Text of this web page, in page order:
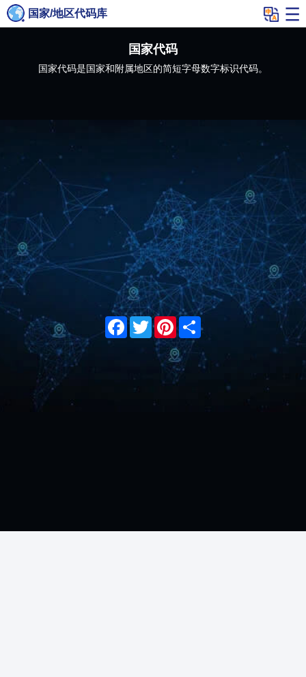
国家/地区代码库
国家代码
国家代码是国家和附属地区的简短字母数字标识代码。
Facebook
TwitterPinterest
Share